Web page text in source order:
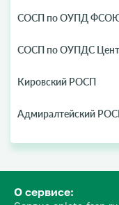
СОСП по ОУПД
СОСП по ОУПДС
Кировский РОСП
Адмиралтейский
О сервисе: